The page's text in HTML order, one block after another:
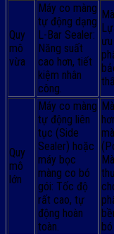
Quy
mô
vừa
Máy co màng
tự động dạng
L-Bar Sealer:
Năng suất
cao hơn, tiết
kiệm nhân
công.
Quy
mô
lớn
Máy co màng
tự động liên
tục (Side
Sealer) hoặc
máy bọc
màng co bó
gói: Tốc độ
rất cao, tự
động hoàn
toàn.